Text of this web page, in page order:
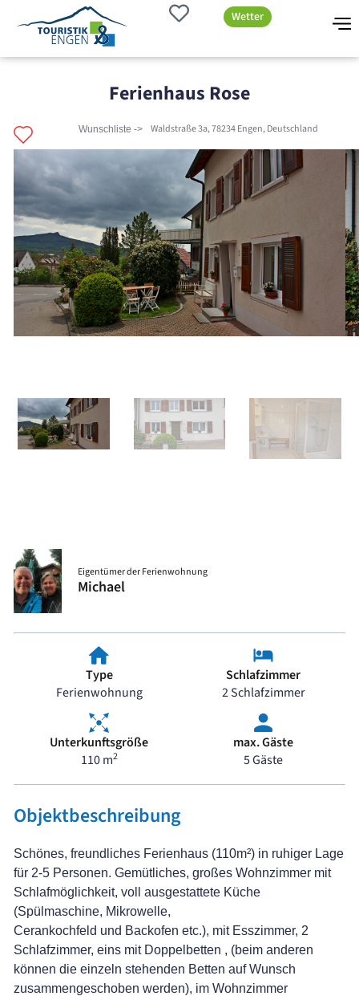
Wetter
Ferienhaus Rose
Waldstraße 3a, 78234 Engen, Deutschland
Wunschliste ->
Eigentümer der Ferienwohnung
Michael
Type
Ferienwohnung
Schlafzimmer
2 Schlafzimmer
Unterkunftsgröße
110 m2
max. Gäste
5 Gäste
Objektbeschreibung
Schönes, freundliches Ferienhaus (110m²) in ruhiger Lage
für 2-5 Personen. Gemütliches, großes Wohnzimmer mit
Schlafmöglichkeit, voll ausgestattete Küche
(Spülmaschine, Mikrowelle,
Cerankochfeld und Backofen etc.), mit Esszimmer, 2
Schlafzimmer, eins mit Doppelbetten , (beim anderen
können die einzeln stehenden Betten auf Wunsch
zusammengeschoben werden), im Wohnzimmer